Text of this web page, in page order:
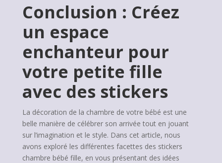
Conclusion : Créez
un espace
enchanteur pour
votre petite fille
avec des stickers
La décoration de la chambre de votre bébé est une
belle manière de célébrer son arrivée tout en jouant
sur l’imagination et le style. Dans cet article, nous
avons exploré les différentes facettes des stickers
chambre bébé fille, en vous présentant des idées